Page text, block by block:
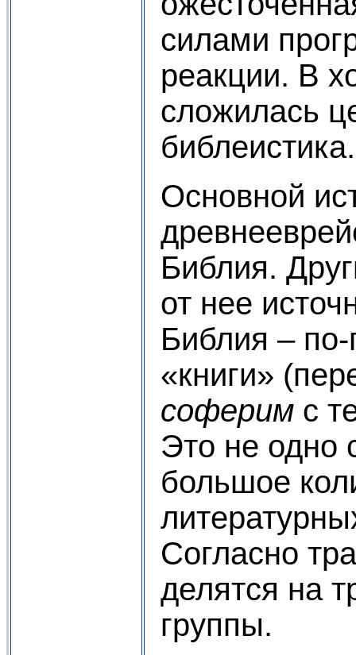
силами
реакции. В
сложилась
библеистика.
Основной
Библия.
от нее
Библия – по-
«книги»
соферим с
Это не одно
большое
Согласно
делятся на
группы.